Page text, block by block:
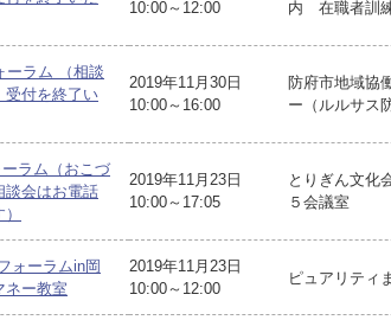
10:00～12:00
内 在職者訓
ーラム （相談
受付を終了い
2019年11月30日
10:00～16:00
防府市地域協
ー（ルルサス
ラム（おこづ
談会はお電話
2019年11月23日
10:00～17:05
とりぎん文化
５会議室
ォーラムin岡
ネー教室
2019年11月23日
10:00～12:00
ピュアリティ